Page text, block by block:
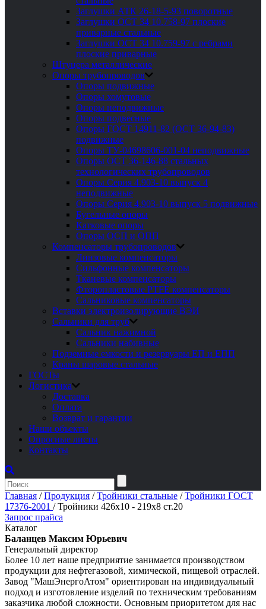
Заглушки АТК 26-18-5-93 поворотные
Заглушки ОСТ 34 10.758-97 плоские
приварные стальные
Заглушки ОСТ 34 10.759-97 с ребрами
плоские приварные
Штуцера металлические
Опоры трубопроводов
Опоры подвижные
Опоры хомутовые
Опоры неподвижные
Опоры подвесные
Опоры ГОСТ 14911-82 (ОСТ 36-94-83)
подвижные
Опоры ТУ-04698606-001-04 неподвижные
Опоры ОСТ 36-146-88 стальных
технологических трубопроводов
Опоры Серия 4.903-10 выпуск 4
неподвижные
Опоры Серия 4.903-10 выпуск 5 подвижные
Бугельные опоры
Катковые опоры
Опоры ОСП и ОПП
Компенсаторы трубопроводов
Линзовые компенсаторы
Сильфонные компенсаторы
Тканевые компенсаторы
Фторопластовые PTFE компенсаторы
Сальниковые компенсаторы
Вставки электроизолирующие ВЭИ
Сальники для труб
Сальник нажимной
Сальники набивные
Подземные емкости и резервуары ЕП и ЕПП
Краны шаровые стальные
ГОСТы
Логистика
Доставка
Оплата
Возврат и гарантии
Наши объекты
Опросные листы
Контакты
Главная /Продукция /Тройники стальные /Тройники ГОСТ
17376-2001 /Тройники 426х10 - 219х8 ст.20
Запрос прайса
Каталог
Баланцев Максим Юрьевич
Генеральный директор
Более 10 лет наше предприятие занимается производством
продукции для нефтегазовой, химической, пищевой отраслей.
Завод "МашЭнергоАтом" ориентирован на индивидуальный
подход и изготовление изделий по техническим требованиям
заказчика любой сложности. Основным приоритетом для нас